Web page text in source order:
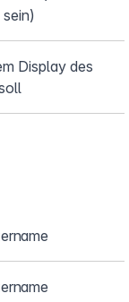
Display des